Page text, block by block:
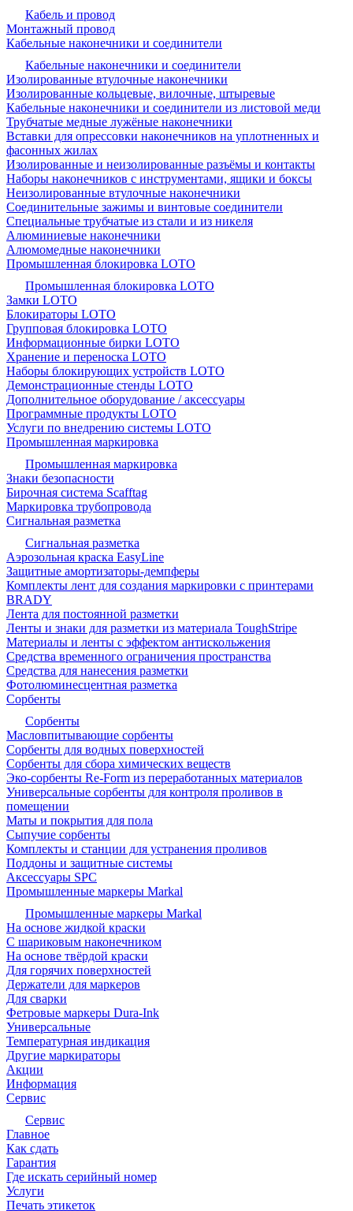
Кабель и провод
Монтажный провод
Кабельные наконечники и соединители
Кабельные наконечники и соединители
Изолированные втулочные наконечники
Изолированные кольцевые, вилочные, штыревые
Кабельные наконечники и соединители из листовой меди
Трубчатые медные лужёные наконечники
Вставки для опрессовки наконечников на уплотненных и
фасонных жилах
Изолированные и неизолированные разъёмы и контакты
Наборы наконечников с инструментами, ящики и боксы
Неизолированные втулочные наконечники
Соединительные зажимы и винтовые соединители
Специальные трубчатые из стали и из никеля
Алюминиевые наконечники
Алюмомедные наконечники
Промышленная блокировка LOTO
Промышленная блокировка LOTO
Замки LOTO
Блокираторы LOTO
Групповая блокировка LOTO
Информационные бирки LOTO
Хранение и переноска LOTO
Наборы блокирующих устройств LOTO
Демонстрационные стенды LOTO
Дополнительное оборудование / аксессуары
Программные продукты LOTO
Услуги по внедрению системы LOTO
Промышленная маркировка
Промышленная маркировка
Знаки безопасности
Бирочная система Scafftag
Маркировка трубопровода
Сигнальная разметка
Сигнальная разметка
Аэрозольная краска EasyLine
Защитные амортизаторы-демпферы
Комплекты лент для создания маркировки с принтерами
BRADY
Лента для постоянной разметки
Ленты и знаки для разметки из материала ToughStripe
Материалы и ленты с эффектом антискольжения
Средства временного ограничения пространства
Средства для нанесения разметки
Фотолюминесцентная разметка
Сорбенты
Сорбенты
Масловпитывающие сорбенты
Сорбенты для водных поверхностей
Сорбенты для сбора химических веществ
Эко-сорбенты Re-Form из переработанных материалов
Универсальные сорбенты для контроля проливов в
помещении
Маты и покрытия для пола
Сыпучие сорбенты
Комплекты и станции для устранения проливов
Поддоны и защитные системы
Аксессуары SPC
Промышленные маркеры Markal
Промышленные маркеры Markal
На основе жидкой краски
С шариковым наконечником
На основе твёрдой краски
Для горячих поверхностей
Держатели для маркеров
Для сварки
Фетровые маркеры Dura-Ink
Универсальные
Температурная индикация
Другие маркираторы
Акции
Информация
Сервис
Сервис
Главное
Как сдать
Гарантия
Где искать серийный номер
Услуги
Печать этикеток